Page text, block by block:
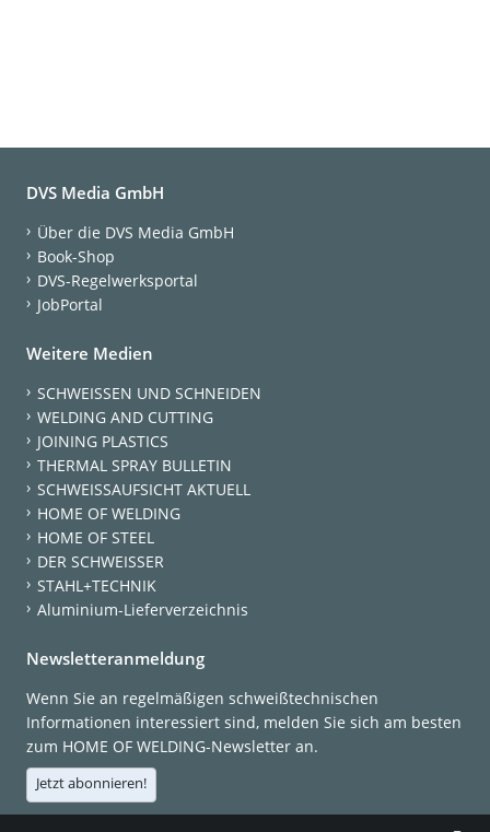
DVS Media GmbH
Über die DVS Media GmbH
Book-Shop
DVS-Regelwerksportal
JobPortal
Weitere Medien
SCHWEISSEN UND SCHNEIDEN
WELDING AND CUTTING
JOINING PLASTICS
THERMAL SPRAY BULLETIN
SCHWEISSAUFSICHT AKTUELL
HOME OF WELDING
HOME OF STEEL
DER SCHWEISSER
STAHL+TECHNIK
Aluminium-Lieferverzeichnis
Newsletteranmeldung
Wenn Sie an regelmäßigen schweißtechnischen
Informationen interessiert sind, melden Sie sich am besten
zum HOME OF WELDING-Newsletter an.
Jetzt abonnieren!